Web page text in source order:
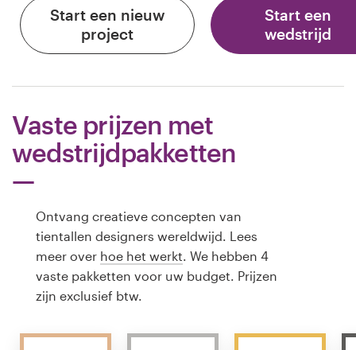
Start een nieuw
project
Start een
wedstrijd
Vaste prijzen met
wedstrijdpakketten
Ontvang creatieve concepten van
tientallen designers wereldwijd. Lees
meer over hoe het werkt . We hebben 4
vaste pakketten voor uw budget. Prijzen
zijn exclusief btw.